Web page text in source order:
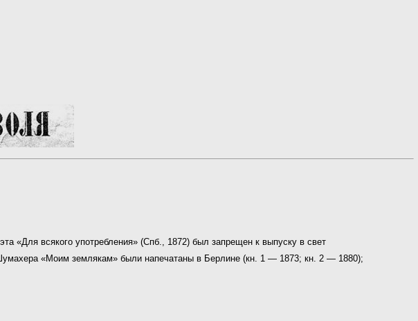
«Для всякого употребления» (Спб., 1872) был запрещен к выпуску в свет
«Моим землякам» были напечатаны в Берлине (кн. 1 — 1873; кн. 2 — 1880);